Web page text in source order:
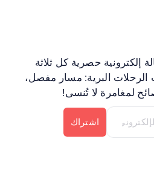
حصرية كل ثلاثة
البرية: مسار مفصل،
لمغامرة لا تُنسى!
اشتراك